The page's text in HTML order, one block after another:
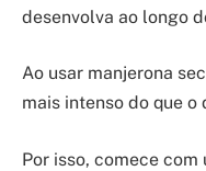
desenvolva ao longo
Ao usar manjerona
mais intenso do que o
Por isso, comece